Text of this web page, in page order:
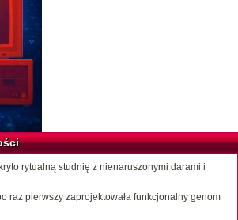
rytualną studnię z nienaruszonymi darami i
raz pierwszy zaprojektowała funkcjonalny genom